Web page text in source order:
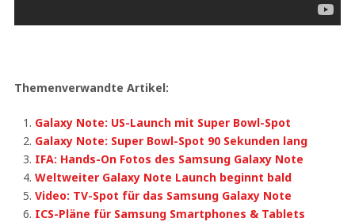
Themenverwandte Artikel:
Galaxy Note: US-Launch mit Super Bowl-Spot
Galaxy Note: Super Bowl-Spot 90 Sekunden lang
IFA: Hands-On Fotos des Samsung Galaxy Note
Weltweiter Galaxy Note Launch beginnt bald
Video: TV-Spot für das Samsung Galaxy Note
ICS-Pläne für Samsung Smartphones & Tablets